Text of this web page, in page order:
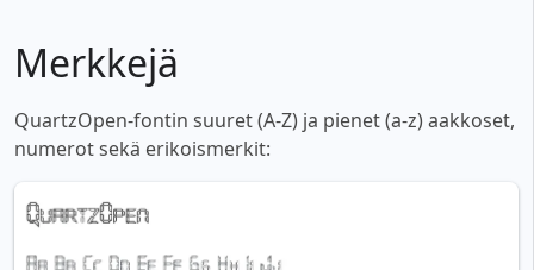
Merkkejä
QuartzOpen-fontin suuret (A-Z) ja pienet (a-z) aakkoset,
numerot sekä erikoismerkit: